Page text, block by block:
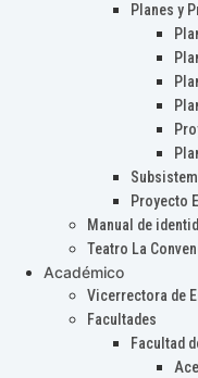
Planes y
Proyecto
Manual de
Teatro La
Académico
Vicerrectora de
Facultades
Facultad